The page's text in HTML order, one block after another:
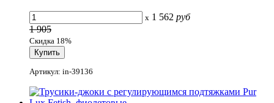
x 1 562 руб
1 905
Скидка 18%
Артикул: in-39136